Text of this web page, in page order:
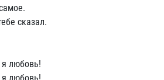
сказал.
любовь!